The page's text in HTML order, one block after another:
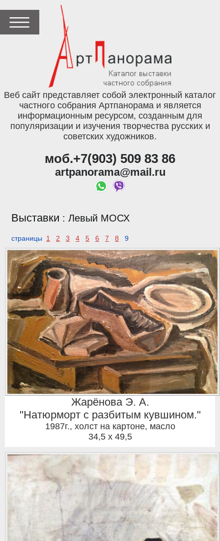
Веб сайт представляет собой электронный каталог
частного собрания Артпанорама и является
информационным ресурсом, созданным для
популяризации и изучения творчества русских и
советских художников.
моб.+7(903) 509 83 86
artpanorama@mail.ru
Выставки : Левый МОСХ
страницы 1 2 3 4 5 6 7 8 9
Жарёнова Э. А.
"Натюрморт с разбитым кувшином."
1987г., холст на картоне, масло
34,5 x 49,5